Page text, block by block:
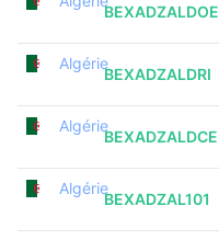
BEXADZALDOE
Algérie
BEXADZALDRI
Algérie
BEXADZALDCE
Algérie
BEXADZAL101